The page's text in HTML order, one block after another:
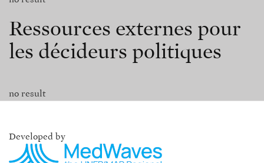
Ressources externes pour
les décideurs politiques
no result
Developed by